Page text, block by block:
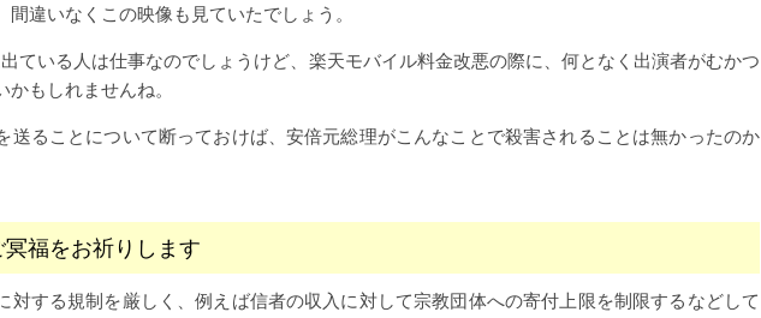
間違いなくこの映像も見ていたでしょう。
ている人は仕事なのでしょうけど、楽天モバイル料金改悪の際に、何となく出演者がむかつ
もしれませんね。
送ることについて断っておけば、安倍元総理がこんなことで殺害されることは無かったのか
福をお祈りします
対する規制を厳しく、例えば信者の収入に対して宗教団体への寄付上限を制限するなどして